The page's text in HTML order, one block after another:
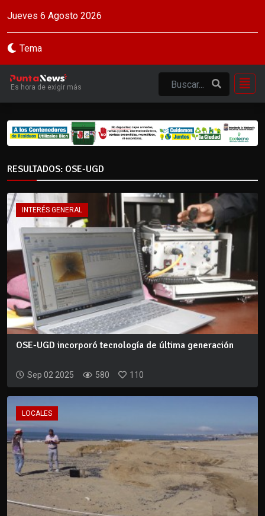
Jueves 6 Agosto 2026
Tema
Es hora de exigir más
RESULTADOS: OSE-UGD
INTERÉS GENERAL
OSE-UGD incorporó tecnología de última generación
Sep 02 2025 580 110
LOCALES